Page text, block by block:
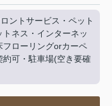
ントサービス・ペット
ネス・インターネッ
フローリングorカーペ
約可・駐車場(空き要確